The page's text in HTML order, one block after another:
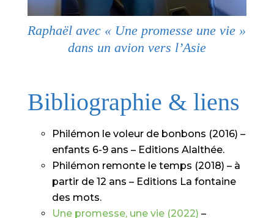
Raphaël avec « Une promesse une vie »
dans un avion vers l’Asie
Bibliographie & liens
Philémon le voleur de bonbons (2016) –
enfants 6-9 ans – Editions Alalthée.
Philémon remonte le temps (2018) – à
partir de 12 ans – Editions La fontaine
des mots.
Une promesse, une vie (2022) –